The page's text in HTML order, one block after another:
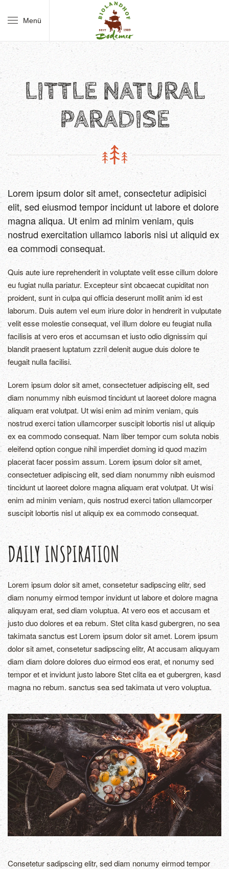
Skip to main content
Menü
LITTLE NATURAL
PARADISE
Lorem ipsum dolor sit amet, consectetur adipisici
elit, sed eiusmod tempor incidunt ut labore et dolore
magna aliqua. Ut enim ad minim veniam, quis
nostrud exercitation ullamco laboris nisi ut aliquid ex
ea commodi consequat.
Quis aute iure reprehenderit in voluptate velit esse cillum dolore
eu fugiat nulla pariatur. Excepteur sint obcaecat cupiditat non
proident, sunt in culpa qui officia deserunt mollit anim id est
laborum. Duis autem vel eum iriure dolor in hendrerit in vulputate
velit esse molestie consequat, vel illum dolore eu feugiat nulla
facilisis at vero eros et accumsan et iusto odio dignissim qui
blandit praesent luptatum zzril delenit augue duis dolore te
feugait nulla facilisi.
Lorem ipsum dolor sit amet, consectetuer adipiscing elit, sed
diam nonummy nibh euismod tincidunt ut laoreet dolore magna
aliquam erat volutpat. Ut wisi enim ad minim veniam, quis
nostrud exerci tation ullamcorper suscipit lobortis nisl ut aliquip
ex ea commodo consequat. Nam liber tempor cum soluta nobis
eleifend option congue nihil imperdiet doming id quod mazim
placerat facer possim assum. Lorem ipsum dolor sit amet,
consectetuer adipiscing elit, sed diam nonummy nibh euismod
tincidunt ut laoreet dolore magna aliquam erat volutpat. Ut wisi
enim ad minim veniam, quis nostrud exerci tation ullamcorper
suscipit lobortis nisl ut aliquip ex ea commodo consequat.
DAILY INSPIRATION
Lorem ipsum dolor sit amet, consetetur sadipscing elitr, sed
diam nonumy eirmod tempor invidunt ut labore et dolore magna
aliquyam erat, sed diam voluptua. At vero eos et accusam et
justo duo dolores et ea rebum. Stet clita kasd gubergren, no sea
takimata sanctus est Lorem ipsum dolor sit amet. Lorem ipsum
dolor sit amet, consetetur sadipscing elitr, At accusam aliquyam
diam diam dolore dolores duo eirmod eos erat, et nonumy sed
tempor et et invidunt justo labore Stet clita ea et gubergren, kasd
magna no rebum. sanctus sea sed takimata ut vero voluptua.
Consetetur sadipscing elitr, sed diam nonumy eirmod tempor